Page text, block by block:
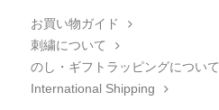
お買い物ガイド
刺繍について
のし・ギフトラッピングについて
International Shipping